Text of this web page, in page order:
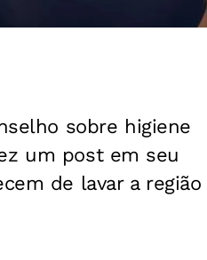
sobre higiene
um post em seu
de lavar a região